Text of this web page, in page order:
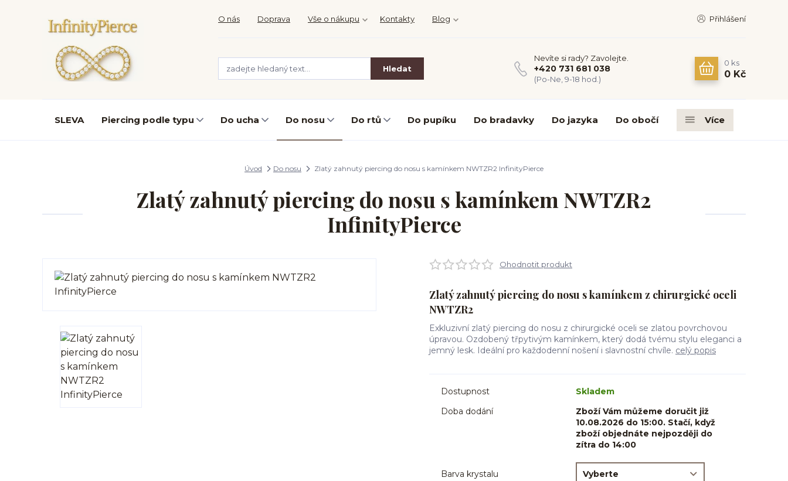
O nás Doprava Vše o nákupu Kontakty Blog Přihlášení
Hledat
Nevíte si rady? Zavolejte.
+420 731 681 038
(Po-Ne, 9-18 hod.)
0 ks
0 Kč
SLEVA Piercing podle typu Do ucha Do nosu Do rtů Do pupíku Do bradavky Do jazyka Do obočí Více
Úvod Do nosu Zlatý zahnutý piercing do nosu s kamínkem NWTZR2 InfinityPierce
Zlatý zahnutý piercing do nosu s kamínkem NWTZR2
InfinityPierce
Ohodnotit produkt
Zlatý zahnutý piercing do nosu s kamínkem z chirurgické oceli
NWTZR2
Exkluzivní zlatý piercing do nosu z chirurgické oceli se zlatou povrchovou
úpravou. Ozdobený třpytivým kamínkem, který dodá tvému stylu eleganci a
jemný lesk. Ideální pro každodenní nošení i slavnostní chvíle. celý popis
Dostupnost
Skladem
Doba dodání
Zboží Vám můžeme doručit již
10.08.2026 do 15:00. Stačí, když
zboží objednáte nejpozději do
zítra do 14:00
Barva krystalu